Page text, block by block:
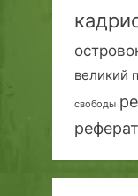
великий
свободы
реферат